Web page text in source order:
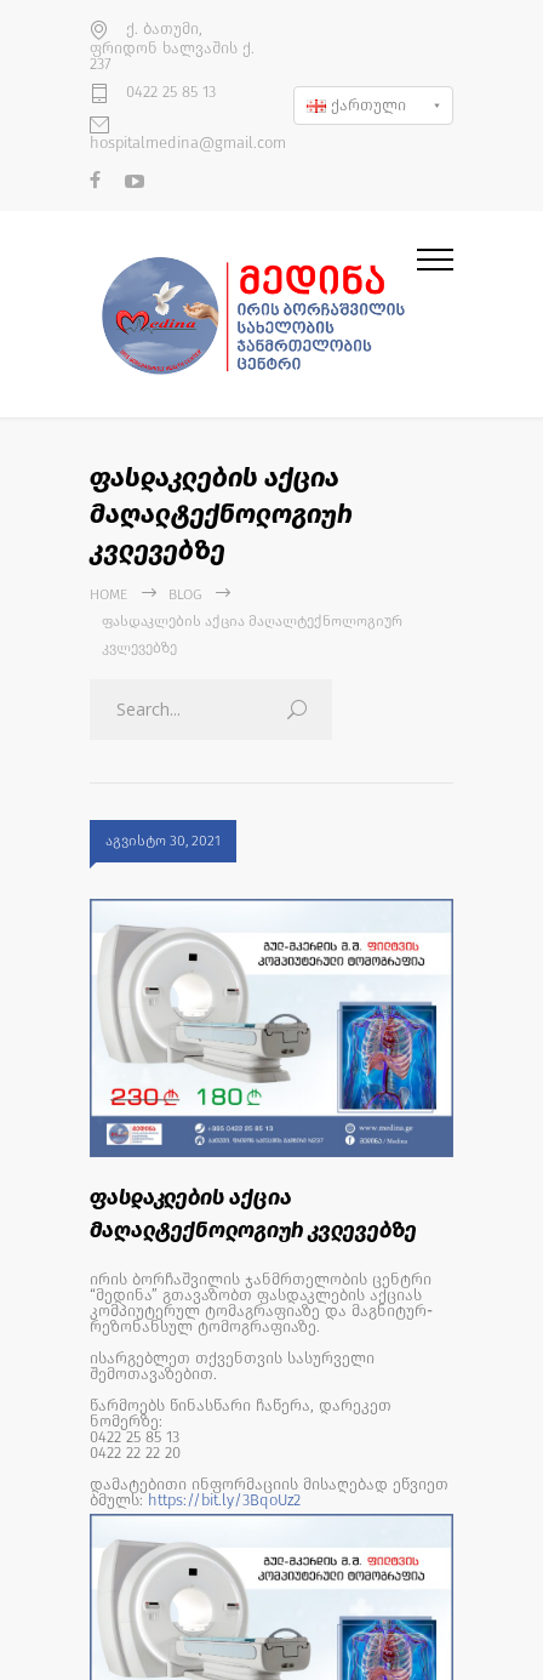
ქ. ბათუმი,
ფრიდონ ხალვაშის ქ.
237
0422 25 85 13
hospitalmedina@gmail.com
ქართული
ფასდაკლების აქცია
მაღალტექნოლოგიურ
კვლევებზე
HOME
BLOG
ᲤᲐᲡᲓᲐᲙᲚᲔᲑᲘᲡ ᲐᲥᲪᲘᲐ ᲛᲐᲦᲐᲚᲢᲔᲥᲜᲝᲚᲝᲒᲘᲣᲠ
ᲙᲕᲚᲔᲕᲔᲑᲖᲔ
აგვისტო 30, 2021
ფასდაკლების აქცია
მაღალტექნოლოგიურ კვლევებზე
ირის ბორჩაშვილის ჯანმრთელობის ცენტრი
“მედინა” გთავაზობთ ფასდაკლების აქციას
კომპიუტერულ ტომაგრაფიაზე და მაგნიტურ-
რეზონანსულ ტომოგრაფიაზე.
ისარგებლეთ თქვენთვის სასურველი
შემოთავაზებით.
წარმოებს წინასწარი ჩაწერა, დარეკეთ
ნომერზე:
0422 25 85 13
0422 22 22 20
დამატებითი ინფორმაციის მისაღებად ეწვიეთ
ბმულს: https://bit.ly/3BqoUz2